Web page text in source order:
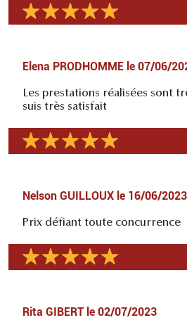
Elena PRODHOMME le 07/06/
Les prestations réalisées sont
suis très satisfait
Nelson GUILLOUX le 16/06/2023
Prix défiant toute concurrence
Rita GIBERT le 02/07/2023